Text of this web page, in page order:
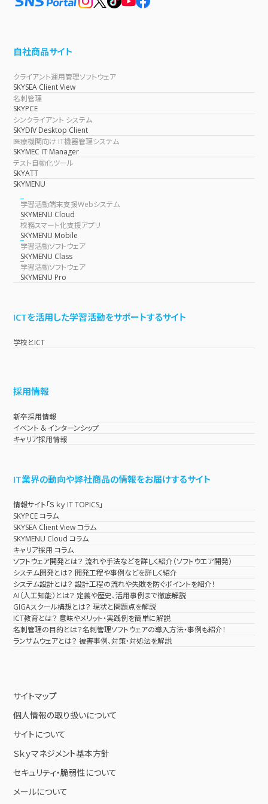
自社商品サイト
クライアント運用管理ソフトウェア
SKYSEA Client View
名刺管理
SKYPCE
シンクライアント システム
SKYDIV Desktop Client
医療機関向け IT機器管理システム
SKYMEC IT Manager
テスト自動化ツール
SKYATT
SKYMENU
学習活動端末支援Webシステム
SKYMENU Cloud
校務スマート化支援アプリ
SKYMENU Mobile
学習活動ソフトウェア
SKYMENU Class
学習活動ソフトウェア
SKYMENU Pro
ICTを活用した学習活動をサポートするサイト
学校とICT
採用情報
新卒採用情報
イベント & インターンシップ
キャリア採用情報
IT業界の動向や弊社商品の情報をお届けするサイト
情報サイト「Ｓｋｙ IT TOPICS」
SKYPCE コラム
SKYSEA Client View コラム
SKYMENU Cloud コラム
キャリア採用 コラム
ソフトウェア開発とは？ 流れや手法などを詳しく紹介（ソフトウエア開発）
システム開発とは？ 開発工程や事例などを詳しく紹介
システム設計とは？ 設計工程の流れや失敗を防ぐポイントを紹介！
AI（人工知能）とは？ 定義や歴史、活用事例まで徹底解説
GIGAスクール構想とは？ 現状と問題点を解説
ICT教育とは？ 意味やメリット・実践例を簡単に解説
名刺管理の目的とは？名刺管理ソフトウェアの導入方法・事例も紹介！
ランサムウェアとは？ 被害事例、対策・対処法を解説
サイトマップ
個人情報の取り扱いについて
サイトについて
Ｓｋｙマネジメント基本方針
セキュリティ・脆弱性について
メールについて